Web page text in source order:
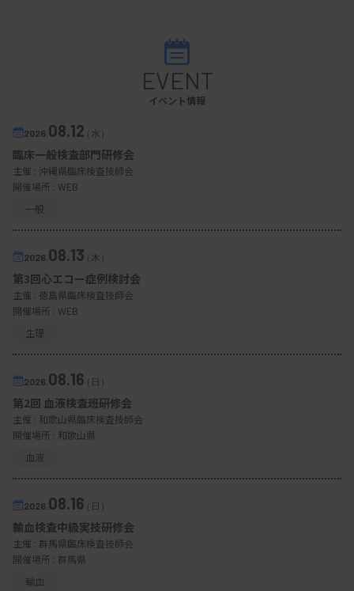
EVENT
イベント情報
2026. 08.12（水）
臨床一般検査部門研修会
主催 : 沖縄県臨床検査技師会
開催場所 : WEB
一般
2026. 08.13（木）
第3回心エコー症例検討会
主催 : 徳島県臨床検査技師会
開催場所 : WEB
生理
2026. 08.16（日）
第2回 血液検査班研修会
主催 : 和歌山県臨床検査技師会
開催場所 : 和歌山県
血液
2026. 08.16（日）
輸血検査中級実技研修会
主催 : 群馬県臨床検査技師会
開催場所 : 群馬県
輸血